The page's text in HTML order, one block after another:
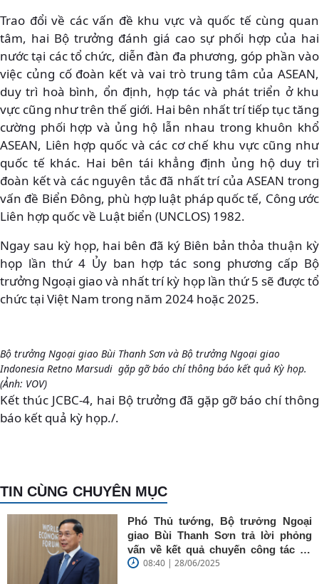
Trao đổi về các vấn đề khu vực và quốc tế cùng quan
tâm, hai Bộ trưởng đánh giá cao sự phối hợp của hai
nước tại các tổ chức, diễn đàn đa phương, góp phần vào
việc củng cố đoàn kết và vai trò trung tâm của ASEAN,
duy trì hoà bình, ổn định, hợp tác và phát triển ở khu
vực cũng như trên thế giới. Hai bên nhất trí tiếp tục tăng
cường phối hợp và ủng hộ lẫn nhau trong khuôn khổ
ASEAN, Liên hợp quốc và các cơ chế khu vực cũng như
quốc tế khác. Hai bên tái khẳng định ủng hộ duy trì
đoàn kết và các nguyên tắc đã nhất trí của ASEAN trong
vấn đề Biển Đông, phù hợp luật pháp quốc tế, Công ước
Liên hợp quốc về Luật biển (UNCLOS) 1982.
Ngay sau kỳ họp, hai bên đã ký Biên bản thỏa thuận kỳ
họp lần thứ 4 Ủy ban hợp tác song phương cấp Bộ
trưởng Ngoại giao và nhất trí kỳ họp lần thứ 5 sẽ được tổ
chức tại Việt Nam trong năm 2024 hoặc 2025.
Bộ trưởng Ngoại giao Bùi Thanh Sơn và Bộ trưởng Ngoại giao
Indonesia Retno Marsudi gặp gỡ báo chí thông báo kết quả Kỳ họp.
(Ảnh: VOV)
Kết thúc JCBC-4, hai Bộ trưởng đã gặp gỡ báo chí thông
báo kết quả kỳ họp./.
TIN CÙNG CHUYÊN MỤC
Phó Thủ tướng, Bộ trưởng Ngoại
giao Bùi Thanh Sơn trả lời phỏng
vấn về kết quả chuyến công tác tại
Trung Quốc của Thủ tướng Chính
08:40 | 28/06/2025